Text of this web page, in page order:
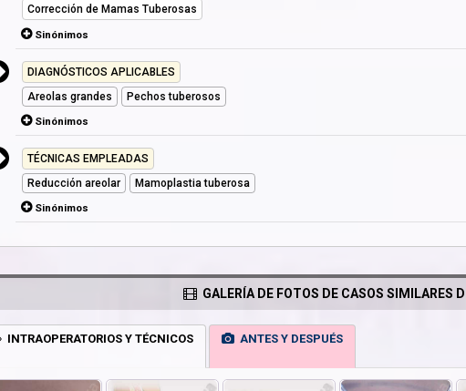
Corrección de Mamas Tuberosas
Sinónimos
DIAGNÓSTICOS APLICABLES
Areolas grandes
Pechos tuberosos
Sinónimos
TÉCNICAS EMPLEADAS
Reducción areolar
Mamoplastia tuberosa
Sinónimos
GALERÍA DE FOTOS DE CASOS SIMILARES
INTRAOPERATORIOS Y TÉCNICOS ANTES Y DESPUÉS